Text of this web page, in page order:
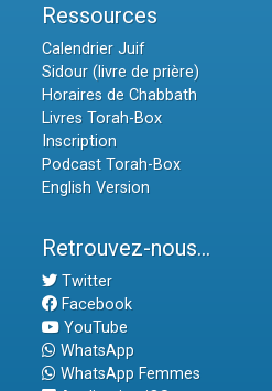
Ressources
Calendrier Juif
Sidour (livre de prière)
Horaires de Chabbath
Livres Torah-Box
Inscription
Podcast Torah-Box
English Version
Retrouvez-nous...
Twitter
Facebook
YouTube
WhatsApp
WhatsApp Femmes